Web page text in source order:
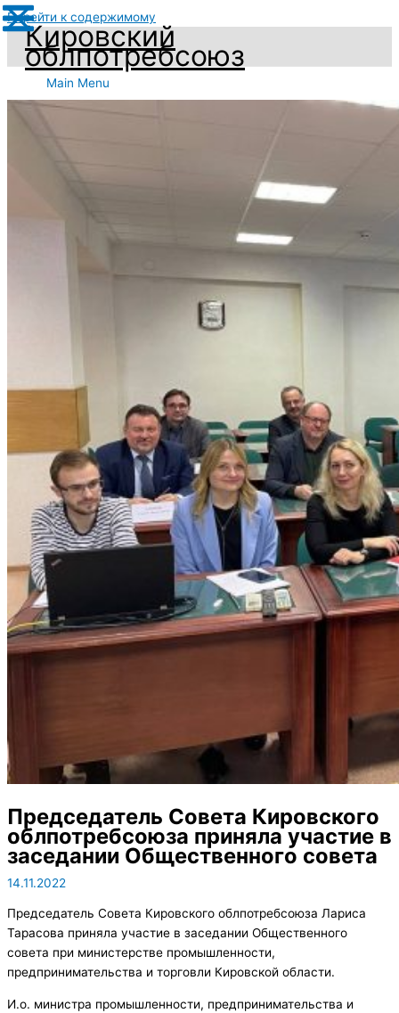
Перейти к содержимому
Кировский
облпотребсоюз
Main Menu
Председатель Совета Кировского
облпотребсоюза приняла участие в
заседании Общественного совета
14.11.2022
Председатель Совета Кировского облпотребсоюза Лариса
Тарасова приняла участие в заседании Общественного
совета при министерстве промышленности,
предпринимательства и торговли Кировской области.
И.о. министра промышленности, предпринимательства и